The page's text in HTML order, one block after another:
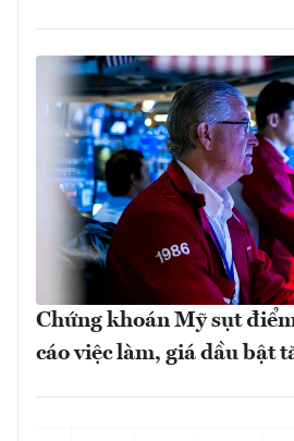
Chứng khoán Mỹ sụt
cáo việc làm, giá dầu bật